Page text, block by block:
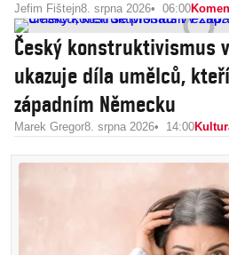
Jefim Fištejn8. srpna 2026 06:00
Český konstruktivismus
ukazuje díla umělců,
západním Německu
Marek Gregor8. srpna 2026 14:00